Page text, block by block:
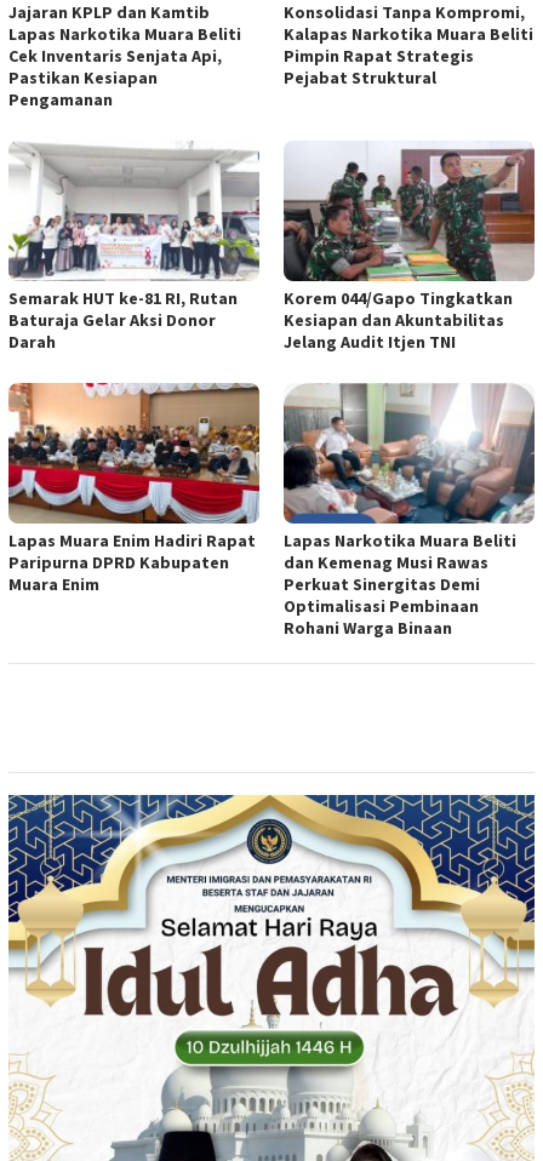
Jajaran KPLP dan Kamtib
Lapas Narkotika Muara Beliti
Cek Inventaris Senjata Api,
Pastikan Kesiapan
Pengamanan
Konsolidasi Tanpa Kompromi,
Kalapas Narkotika Muara Beliti
Pimpin Rapat Strategis
Pejabat Struktural
Semarak HUT ke-81 RI, Rutan
Baturaja Gelar Aksi Donor
Darah
Korem 044/Gapo Tingkatkan
Kesiapan dan Akuntabilitas
Jelang Audit Itjen TNI
Lapas Muara Enim Hadiri Rapat
Paripurna DPRD Kabupaten
Muara Enim
Lapas Narkotika Muara Beliti
dan Kemenag Musi Rawas
Perkuat Sinergitas Demi
Optimalisasi Pembinaan
Rohani Warga Binaan